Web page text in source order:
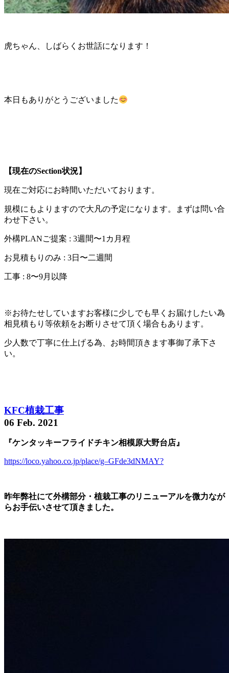
虎ちゃん、しばらくお世話になります！
本日もありがとうございました
【現在のSection状況】
現在ご対応にお時間いただいております。
規模にもよりますので大凡の予定になります。まずは問い合
わせ下さい。
外構PLANご提案 : 3週間〜1カ月程
お見積もりのみ : 3日〜二週間
工事 : 8〜9月以降
※お待たせしていますお客様に少しでも早くお届けしたい為
相見積もり等依頼をお断りさせて頂く場合もあります。
少人数で丁寧に仕上げる為、お時間頂きます事御了承下さ
い。
KFC植栽工事
06 Feb. 2021
『ケンタッキーフライドチキン相模原大野台店』
https://loco.yahoo.co.jp/place/g–GFde3dNMAY?
昨年弊社にて外構部分・植栽工事のリニューアルを微力なが
らお手伝いさせて頂きました。